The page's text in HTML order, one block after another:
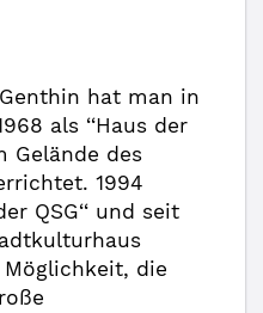
hat man in
als ‘‘Haus der
Gelände des
1994
QSG‘‘ und seit
Möglichkeit, die